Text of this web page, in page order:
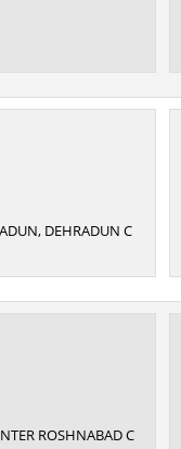
DEHRADUN C
ROSHNABAD C